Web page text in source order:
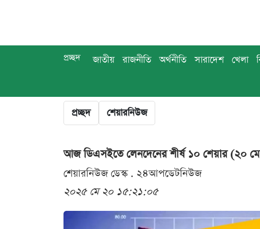
প্রচ্ছদ জাতীয় রাজনীতি অর্থনীতি সারাদেশ খেলা
প্রচ্ছদ শেয়ারনিউজ
আজ ডিএসইতে লেনদেনের শীর্ষ ১০ শেয়ার (২০
শেয়ারনিউজ ডেস্ক . ২৪আপডেটনিউজ
২০২৫ মে ২০ ১৫:২১:০৫